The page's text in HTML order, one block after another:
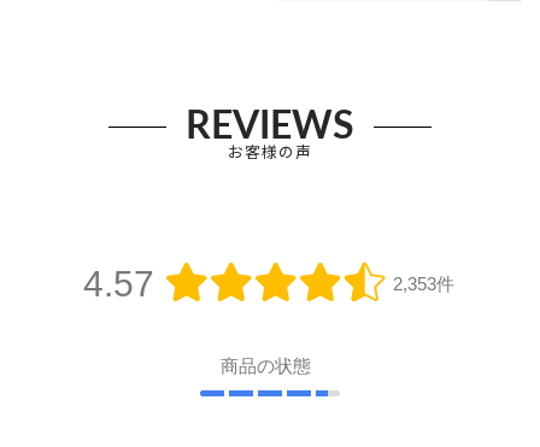
REVIEWS
お客様の声
4.57 2,353件
商品の状態